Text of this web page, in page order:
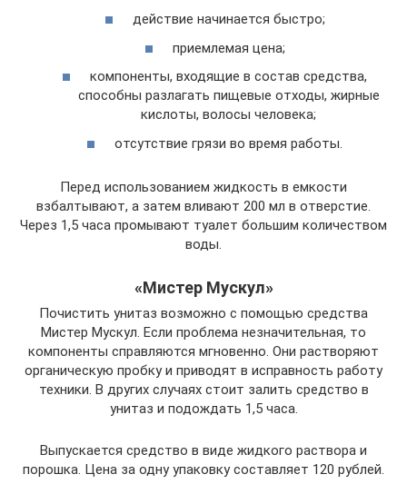
действие начинается быстро;
приемлемая цена;
компоненты, входящие в состав средства,
способны разлагать пищевые отходы, жирные
кислоты, волосы человека;
отсутствие грязи во время работы.
Перед использованием жидкость в емкости
взбалтывают, а затем вливают 200 мл в отверстие.
Через 1,5 часа промывают туалет большим количеством
воды.
«Мистер Мускул»
Почистить унитаз возможно с помощью средства
Мистер Мускул. Если проблема незначительная, то
компоненты справляются мгновенно. Они растворяют
органическую пробку и приводят в исправность работу
техники. В других случаях стоит залить средство в
унитаз и подождать 1,5 часа.
Выпускается средство в виде жидкого раствора и
порошка. Цена за одну упаковку составляет 120 рублей.